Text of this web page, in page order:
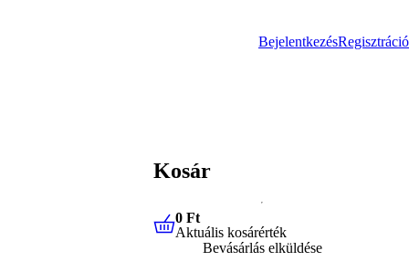
BejelentkezésRegisztráció
Kosár
0 FtAktuális kosárérték
0 Ft
Aktuális kosárérték
Bevásárlás elküldése